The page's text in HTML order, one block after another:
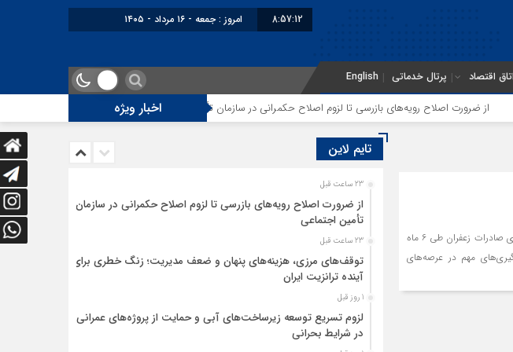
8:57:12 امروز : جمعه - ۱۶ مرداد - ۱۴۰۵
اتاق اقتصاد پرتال خدماتی English
اخبار ویژه از ضرورت اصلاح رویه‌های بازرسی تا لزوم اصلاح حکمرانی در سازمان تأمین اجتماعی توقف‌های مرزی، هزینه‌های
رئیس کمیسیون آب و محصولات کشاورزی اتاق مشهد گفت: کاهش ۵۰ درصدی صادرات زعفران طی ۶ ماه
مهم در عرصه‌های
تایم لاین
23 ساعت قبل
از ضرورت اصلاح رویه‌های بازرسی تا لزوم اصلاح حکمرانی در سازمان
تأمین اجتماعی
23 ساعت قبل
توقف‌های مرزی، هزینه‌های پنهان و ضعف مدیریت؛ زنگ خطری برای
آینده ترانزیت ایران
1 روز قبل
لزوم تسریع توسعه زیرساخت‌های آبی و حمایت از پروژه‌های عمرانی
در شرایط بحرانی